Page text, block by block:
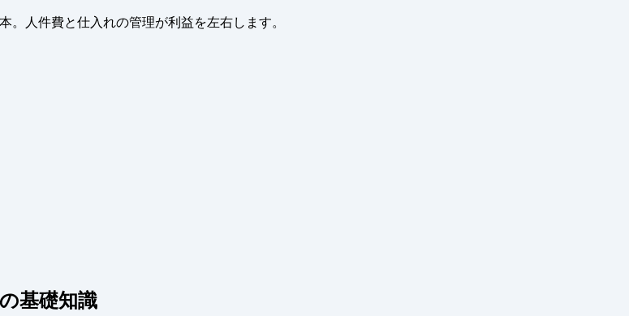
。人件費と仕入れの管理が利益を左右します。
基礎知識